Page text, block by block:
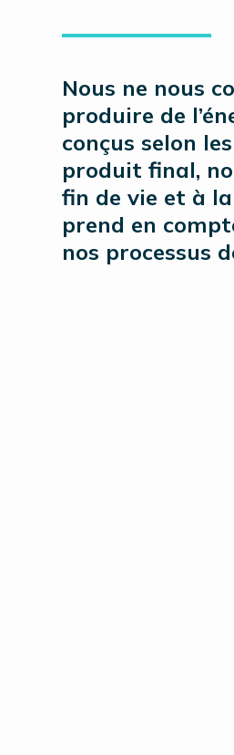
Nous ne nous
produire de
conçus selon
produit final,
fin de vie et à
prend en
nos processus